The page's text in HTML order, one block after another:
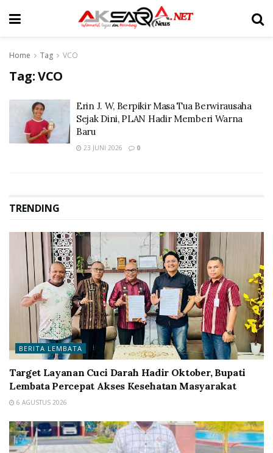
Home Tag VCO
Tag:VCO
Erin J. W, Berpikir Masa Tua Berwirausaha
Sejak Dini, PLAN Hadir Memberi Warna
Baru
23 JUNI 2026 0
TRENDING
BERITA LEMBATA
Target Layanan Cuci Darah Hadir Oktober, Bupati
Lembata Percepat Akses Kesehatan Masyarakat
6 AGUSTUS 2026